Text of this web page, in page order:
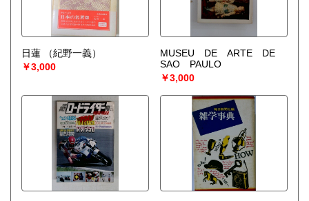
日蓮
（紀野一義）
￥3,000
MUSEU DE ARTE DE
SAO PAULO
￥3,000